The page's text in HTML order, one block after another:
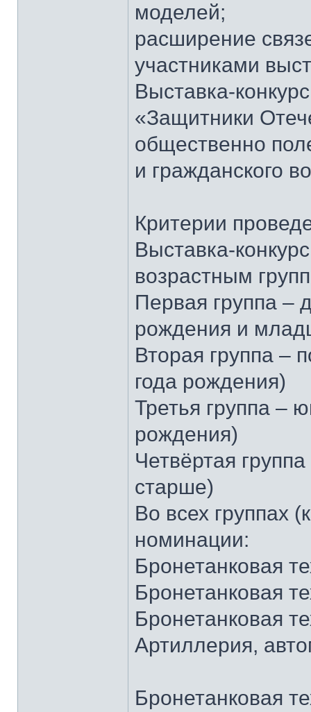
моделей;
расширение
участниками
Выставка-
«Защитники
общественно
и гражданского
Критерии
Выставка-
возрастным
Первая группа –
рождения и
Вторая группа –
года рождения)
Третья группа –
рождения)
Четвёртая
старше)
Во всех группах
номинации:
Бронетанковая
Бронетанковая
Бронетанковая
Артиллерия,
Бронетанковая